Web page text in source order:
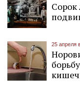
Сорок
25 апреля